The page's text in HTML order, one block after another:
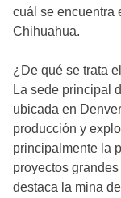
cuál se encuentra
Chihuahua.
¿De qué se trata
La sede principal
ubicada en
producción y
principalmente la
proyectos
destaca la mina